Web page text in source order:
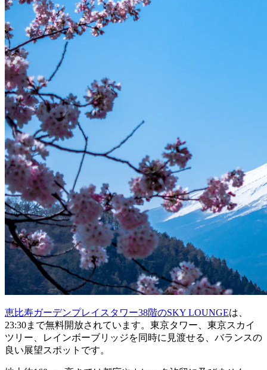
恵比寿ガーデンプレイスタワー38階のSKY LOUNGEは、
23:30まで無料開放されています。東京タワー、東京スカイ
ツリー、レインボーブリッジを同時に見渡せる、バランスの
良い展望スポットです。